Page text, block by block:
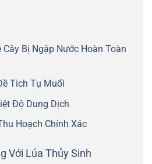
Bị Ngập Nước Hoàn Toàn
Tích Tụ Muối
Độ Dung Dịch
Hoạch Chính Xác
Với Lúa Thủy Sinh